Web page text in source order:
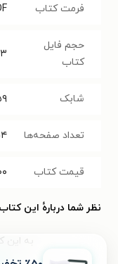
فرمت کتاب
حجم فایل
کتاب
شابک
تعداد صفحه‌ها
قیمت کتاب
نظر شما دربارهٔ این کتاب
به